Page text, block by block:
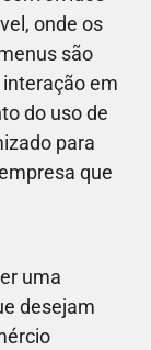
onde os
são
em
do uso de
para
que
uma
desejam